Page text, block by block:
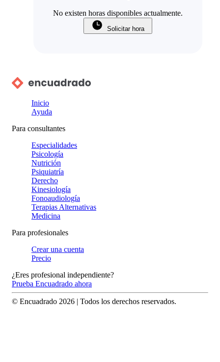
No existen horas disponibles actualmente.
Solicitar hora
Inicio
Ayuda
Para consultantes
Especialidades
Psicología
Nutrición
Psiquiatría
Derecho
Kinesiología
Fonoaudiología
Terapias Alternativas
Medicina
Para profesionales
Crear una cuenta
Precio
¿Eres profesional independiente?
Prueba Encuadrado ahora
© Encuadrado 2026 | Todos los derechos reservados.